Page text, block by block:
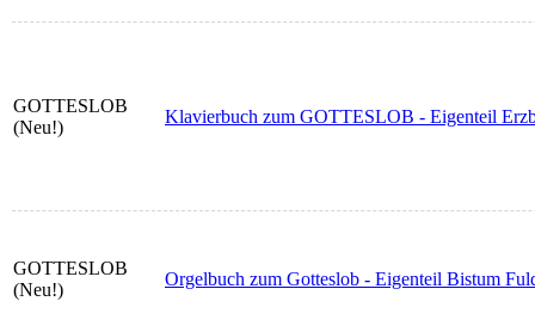
GOTTESLOB
(Neu!)
Klavierbuch zum GOTTESLOB - Eigenteil
GOTTESLOB
(Neu!)
Orgelbuch zum Gotteslob - Eigenteil Bistum